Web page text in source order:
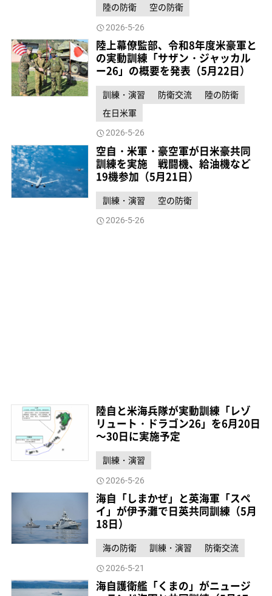
陸の防衛
空の防衛
2026-5-26
陸上幕僚監部、令和8年度米豪軍と
の実動訓練「サザン・ジャッカル
ー26」の概要を発表（5月22日）
訓練・演習 防衛交流
陸の防衛
在日米軍
2026-5-26
空自・米軍・豪空軍が日米豪共同
訓練を実施 戦闘機、給油機など
19機参加（5月21日）
訓練・演習 空の防衛
2026-5-26
陸自と米海兵隊が実動訓練「レゾ
リュート・ドラゴン26」を6月20日
～30日に実施予定
訓練・演習
2026-5-26
海自「しまかぜ」と英海軍「スペ
イ」が伊予灘で日英共同訓練（5月
18日）
海の防衛 訓練・演習 防衛交流
2026-5-21
海自護衛艦「くまの」がニュージ